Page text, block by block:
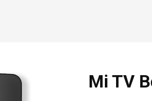
Mi TV